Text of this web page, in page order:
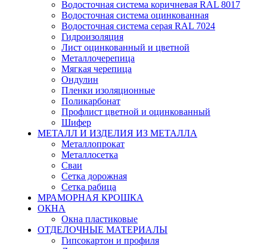
Водосточная система коричневая RAL 8017
Водосточная система оцинкованная
Водосточная система серая RAL 7024
Гидроизоляция
Лист оцинкованный и цветной
Металлочерепица
Мягкая черепица
Ондулин
Пленки изоляционные
Поликарбонат
Профлист цветной и оцинкованный
Шифер
МЕТАЛЛ И ИЗДЕЛИЯ ИЗ МЕТАЛЛА
Металлопрокат
Металлосетка
Сваи
Сетка дорожная
Сетка рабица
МРАМОРНАЯ КРОШКА
ОКНА
Окна пластиковые
ОТДЕЛОЧНЫЕ МАТЕРИАЛЫ
Гипсокартон и профиля